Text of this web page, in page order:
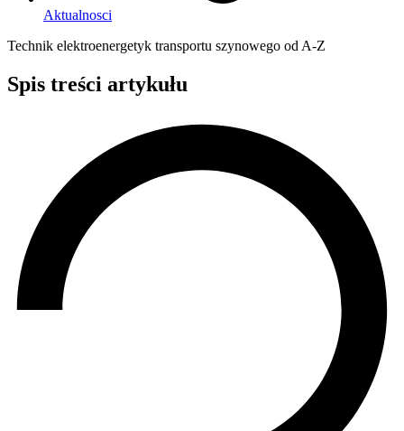
Aktualnosci
Technik elektroenergetyk transportu szynowego od A-Z
Spis treści artykułu